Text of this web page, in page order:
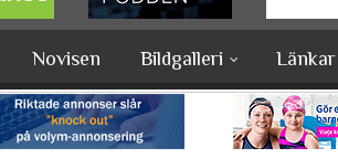
Novisen Bildgalleri Länkar